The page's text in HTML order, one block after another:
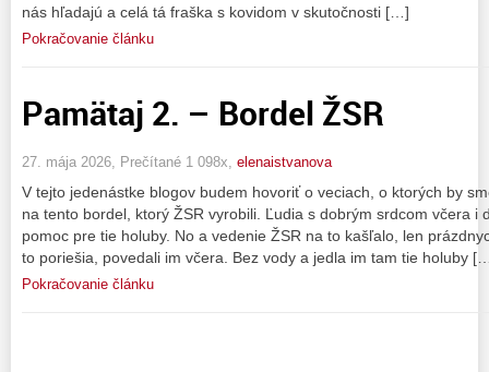
nás hľadajú a celá tá fraška s kovidom v skutočnosti […]
Pokračovanie článku
Pamätaj 2. – Bordel ŽSR
27. mája 2026, Prečítané 1 098x, elenaistvanova
V tejto jedenástke blogov budem hovoriť o veciach, o ktorých by
na tento bordel, ktorý ŽSR vyrobili. Ľudia s dobrým srdcom včera i
pomoc pre tie holuby. No a vedenie ŽSR na to kašľalo, len
to poriešia, povedali im včera. Bez vody a jedla im tam tie holuby
Pokračovanie článku